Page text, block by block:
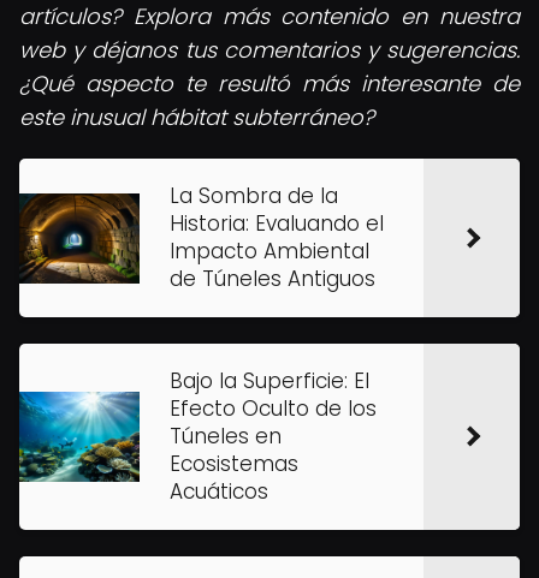
artículos? Explora más contenido en nuestra
web y déjanos tus comentarios y sugerencias.
¿Qué aspecto te resultó más interesante de
este inusual hábitat subterráneo?
La Sombra de la
Historia: Evaluando el
Impacto Ambiental
de Túneles Antiguos
Bajo la Superficie: El
Efecto Oculto de los
Túneles en
Ecosistemas
Acuáticos